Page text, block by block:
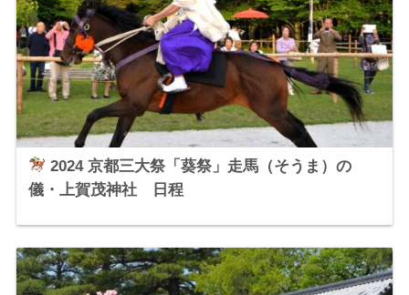
2024 京都三大祭「葵祭」走馬（そうま）の
儀・上賀茂神社 日程